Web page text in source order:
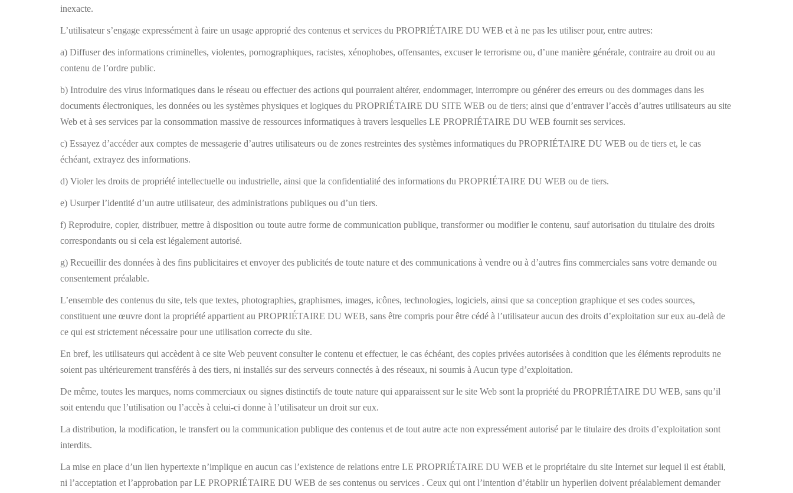
inexacte.
L’utilisateur s’engage expressément à faire un usage approprié des contenus et services du PROPRIÉTAIRE DU WEB et à ne pas les utiliser pour, entre autres:
a) Diffuser des informations criminelles, violentes, pornographiques, racistes, xénophobes, offensantes, excuser le terrorisme ou, d’une manière générale, contraire au droit ou au
contenu de l’ordre public.
b) Introduire des virus informatiques dans le réseau ou effectuer des actions qui pourraient altérer, endommager, interrompre ou générer des erreurs ou des dommages dans les
documents électroniques, les données ou les systèmes physiques et logiques du PROPRIÉTAIRE DU SITE WEB ou de tiers; ainsi que d’entraver l’accès d’autres utilisateurs au site
Web et à ses services par la consommation massive de ressources informatiques à travers lesquelles LE PROPRIÉTAIRE DU WEB fournit ses services.
c) Essayez d’accéder aux comptes de messagerie d’autres utilisateurs ou de zones restreintes des systèmes informatiques du PROPRIÉTAIRE DU WEB ou de tiers et, le cas
échéant, extrayez des informations.
d) Violer les droits de propriété intellectuelle ou industrielle, ainsi que la confidentialité des informations du PROPRIÉTAIRE DU WEB ou de tiers.
e) Usurper l’identité d’un autre utilisateur, des administrations publiques ou d’un tiers.
f) Reproduire, copier, distribuer, mettre à disposition ou toute autre forme de communication publique, transformer ou modifier le contenu, sauf autorisation du titulaire des droits
correspondants ou si cela est légalement autorisé.
g) Recueillir des données à des fins publicitaires et envoyer des publicités de toute nature et des communications à vendre ou à d’autres fins commerciales sans votre demande ou
consentement préalable.
L’ensemble des contenus du site, tels que textes, photographies, graphismes, images, icônes, technologies, logiciels, ainsi que sa conception graphique et ses codes sources,
constituent une œuvre dont la propriété appartient au PROPRIÉTAIRE DU WEB, sans être compris pour être cédé à l’utilisateur aucun des droits d’exploitation sur eux au-delà de
ce qui est strictement nécessaire pour une utilisation correcte du site.
En bref, les utilisateurs qui accèdent à ce site Web peuvent consulter le contenu et effectuer, le cas échéant, des copies privées autorisées à condition que les éléments reproduits ne
soient pas ultérieurement transférés à des tiers, ni installés sur des serveurs connectés à des réseaux, ni soumis à Aucun type d’exploitation.
De même, toutes les marques, noms commerciaux ou signes distinctifs de toute nature qui apparaissent sur le site Web sont la propriété du PROPRIÉTAIRE DU WEB, sans qu’il
soit entendu que l’utilisation ou l’accès à celui-ci donne à l’utilisateur un droit sur eux.
La distribution, la modification, le transfert ou la communication publique des contenus et de tout autre acte non expressément autorisé par le titulaire des droits d’exploitation sont
interdits.
La mise en place d’un lien hypertexte n’implique en aucun cas l’existence de relations entre LE PROPRIÉTAIRE DU WEB et le propriétaire du site Internet sur lequel il est établi,
ni l’acceptation et l’approbation par LE PROPRIÉTAIRE DU WEB de ses contenus ou services . Ceux qui ont l’intention d’établir un hyperlien doivent préalablement demander